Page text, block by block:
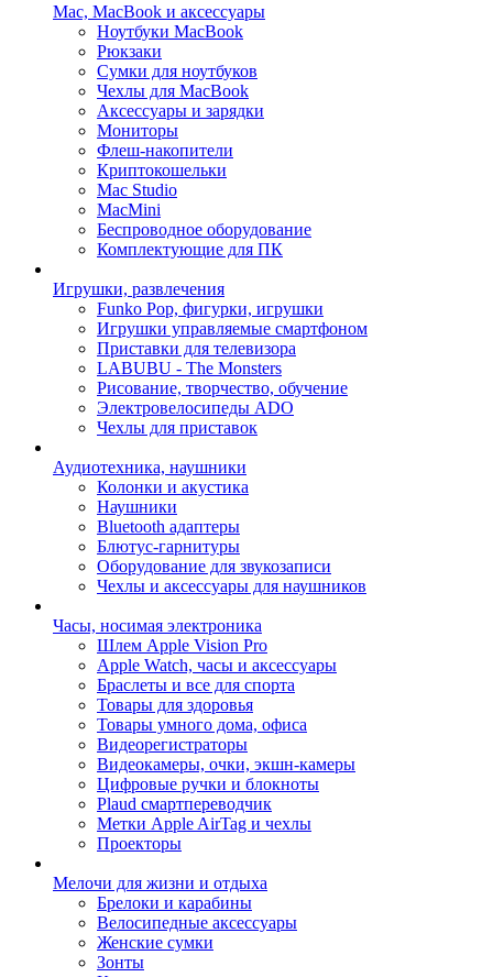
Mac, MacBook и аксессуары
Ноутбуки MacBook
Рюкзаки
Сумки для ноутбуков
Чехлы для MacBook
Аксессуары и зарядки
Мониторы
Флеш-накопители
Криптокошельки
Mac Studio
MacMini
Беспроводное оборудование
Комплектующие для ПК
Игрушки, развлечения
Funko Pop, фигурки, игрушки
Игрушки управляемые смартфоном
Приставки для телевизора
LABUBU - The Monsters
Рисование, творчество, обучение
Электровелосипеды ADO
Чехлы для приставок
Аудиотехника, наушники
Колонки и акустика
Наушники
Bluetooth адаптеры
Блютус-гарнитуры
Оборудование для звукозаписи
Чехлы и аксессуары для наушников
Часы, носимая электроника
Шлем Apple Vision Pro
Apple Watch, часы и аксессуары
Браслеты и все для спорта
Товары для здоровья
Товары умного дома, офиса
Видеорегистраторы
Видеокамеры, очки, экшн-камеры
Цифровые ручки и блокноты
Plaud смартпереводчик
Метки Apple AirTag и чехлы
Проекторы
Мелочи для жизни и отдыха
Брелоки и карабины
Велосипедные аксессуары
Женские сумки
Зонты